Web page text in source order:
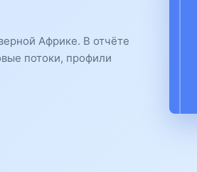
Африке. В отчёте
потоки, профили